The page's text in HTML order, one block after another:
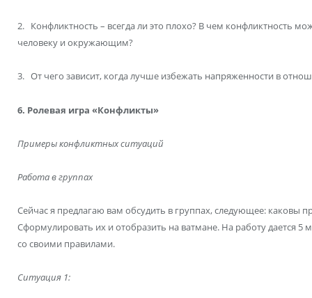
2. Конфликтность – всегда ли это плохо? В чем конфликтность
человеку и окружающим?
3. От чего зависит, когда лучше избежать напряженности в
6. Ролевая игра «Конфликты»
Примеры конфликтных ситуаций
Работа в группах
Сейчас я предлагаю вам обсудить в группах, следующее: каковы
Сформулировать их и отобразить на ватмане. На работу дается 5
со своими правилами.
Ситуация 1: